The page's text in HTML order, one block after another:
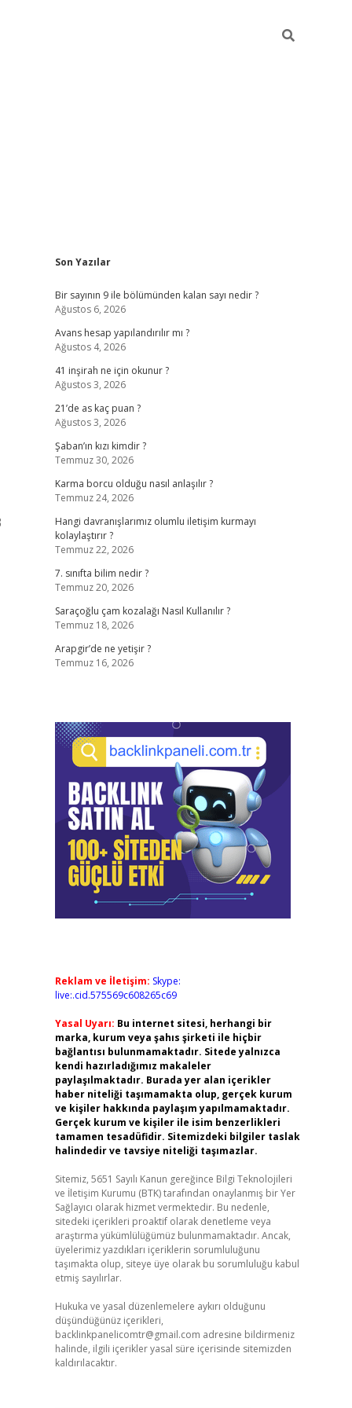
Sidebar
Son Yazılar
Bir sayının 9 ile bölümünden kalan sayı nedir ?
Ağustos 6, 2026
Avans hesap yapılandırılır mı ?
Ağustos 4, 2026
41 inşirah ne için okunur ?
Ağustos 3, 2026
21’de as kaç puan ?
Ağustos 3, 2026
Şaban’ın kızı kimdir ?
Temmuz 30, 2026
Karma borcu olduğu nasıl anlaşılır ?
Temmuz 24, 2026
Hangi davranışlarımız olumlu iletişim kurmayı
kolaylaştırır ?
Temmuz 22, 2026
7. sınıfta bilim nedir ?
Temmuz 20, 2026
Saraçoğlu çam kozalağı Nasıl Kullanılır ?
Temmuz 18, 2026
Arapgir’de ne yetişir ?
Temmuz 16, 2026
Reklam ve İletişim: Skype:
live:.cid.575569c608265c69
Yasal Uyarı: Bu internet sitesi, herhangi bir
marka, kurum veya şahıs şirketi ile hiçbir
bağlantısı bulunmamaktadır. Sitede yalnızca
kendi hazırladığımız makaleler
paylaşılmaktadır. Burada yer alan içerikler
haber niteliği taşımamakta olup, gerçek kurum
ve kişiler hakkında paylaşım yapılmamaktadır.
Gerçek kurum ve kişiler ile isim benzerlikleri
tamamen tesadüfidir. Sitemizdeki bilgiler taslak
halindedir ve tavsiye niteliği taşımazlar.
Sitemiz, 5651 Sayılı Kanun gereğince Bilgi Teknolojileri
ve İletişim Kurumu (BTK) tarafından onaylanmış bir Yer
Sağlayıcı olarak hizmet vermektedir. Bu nedenle,
sitedeki içerikleri proaktif olarak denetleme veya
araştırma yükümlülüğümüz bulunmamaktadır. Ancak,
üyelerimiz yazdıkları içeriklerin sorumluluğunu
taşımakta olup, siteye üye olarak bu sorumluluğu kabul
etmiş sayılırlar.
Hukuka ve yasal düzenlemelere aykırı olduğunu
düşündüğünüz içerikleri,
backlinkpanelicomtr@gmail.com adresine bildirmeniz
halinde, ilgili içerikler yasal süre içerisinde sitemizden
kaldırılacaktır.